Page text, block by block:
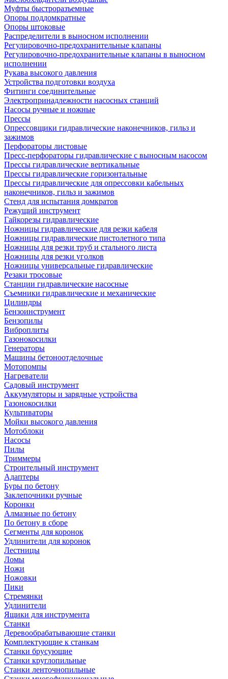
Муфты быстроразъемные
Опоры поддомкратные
Опоры штоковые
Распределители в выносном исполнении
Регулировочно-предохранительные клапаны
Регулировочно-предохранительные клапаны в выносном
исполнении
Рукава высокого давления
Устройства подготовки воздуха
Фитинги соединительные
Электропринадлежности насосных станций
Насосы ручные и ножные
Прессы
Опрессовщики гидравлические наконечников, гильз и
зажимов
Перфораторы листовые
Пресс-перфораторы гидравлические с выносным насосом
Прессы гидравлические вертикальные
Прессы гидравлические горизонтальные
Прессы гидравлические для опрессовки кабельных
наконечников, гильз и зажимов
Стенд для испытания домкратов
Режущий инструмент
Гайкорезы гидравлические
Ножницы гидравлические для резки кабеля
Ножницы гидравлические пистолетного типа
Ножницы для резки труб и стального листа
Ножницы для резки уголков
Ножницы универсальные гидравлические
Резаки тросовые
Станции гидравлические насосные
Съемники гидравлические и механические
Цилиндры
Бензоинструмент
Бензопилы
Виброплиты
Газонокосилки
Генераторы
Машины бетоноотделочные
Мотопомпы
Нагреватели
Садовый инструмент
Аккумуляторы и зарядные устройства
Газонокосилки
Культиваторы
Мойки высокого давления
Мотоблоки
Насосы
Пилы
Триммеры
Строительный инструмент
Адаптеры
Буры по бетону
Заклепочники ручные
Коронки
Алмазные по бетону
По бетону в сборе
Сегменты для коронок
Удлинители для коронок
Лестницы
Ломы
Ножи
Ножовки
Пики
Стремянки
Удлинители
Ящики для инструмента
Станки
Деревообрабатывающие станки
Комплектующие к станкам
Станки брусующие
Станки круглопильные
Станки ленточнопильные